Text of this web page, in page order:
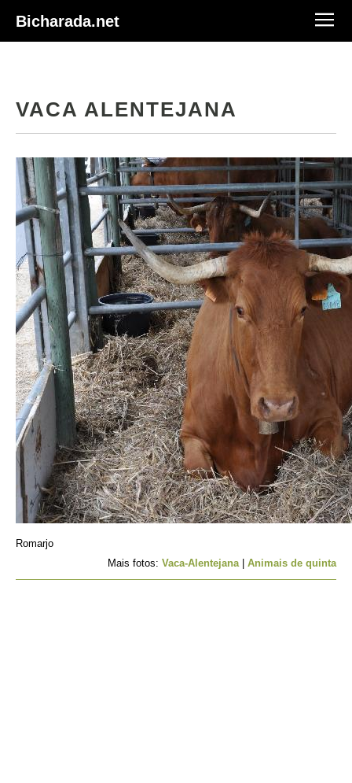
Bicharada.net
VACA ALENTEJANA
Romarjo
Mais fotos: Vaca-Alentejana| Animais de quinta